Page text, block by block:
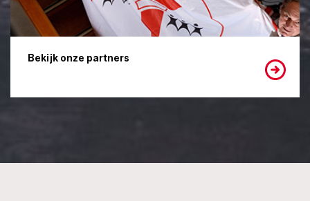
Bekijk onze partners